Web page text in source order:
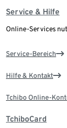
Service & Hilfe
Online-Services
Service-Bereich
Hilfe & Kontakt
Tchibo Online-
TchiboCard